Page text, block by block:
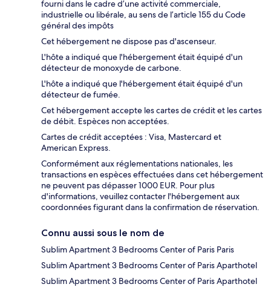
fourni dans le cadre d’une activité commerciale,
industrielle ou libérale, au sens de l’article 155 du Code
général des impôts
Cet hébergement ne dispose pas d'ascenseur.
L'hôte a indiqué que l'hébergement était équipé d'un
détecteur de monoxyde de carbone.
L'hôte a indiqué que l'hébergement était équipé d'un
détecteur de fumée.
Cet hébergement accepte les cartes de crédit et les cartes
de débit. Espèces non acceptées.
Cartes de crédit acceptées : Visa, Mastercard et
American Express.
Conformément aux réglementations nationales, les
transactions en espèces effectuées dans cet hébergement
ne peuvent pas dépasser 1000 EUR. Pour plus
d'informations, veuillez contacter l'hébergement aux
coordonnées figurant dans la confirmation de réservation.
Connu aussi sous le nom de
Sublim Apartment 3 Bedrooms Center of Paris Paris
Sublim Apartment 3 Bedrooms Center of Paris Aparthotel
Sublim Apartment 3 Bedrooms Center of Paris Aparthotel